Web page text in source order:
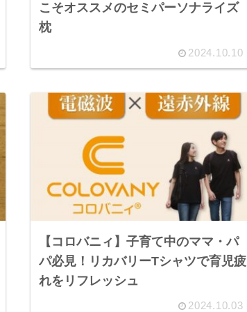
こそオススメのセミパーソナライズ
枕
2024.10.10
【コロバニィ】子育て中のママ・パ
パ必見！リカバリーTシャツで育児疲
れをリフレッシュ
2024.10.03